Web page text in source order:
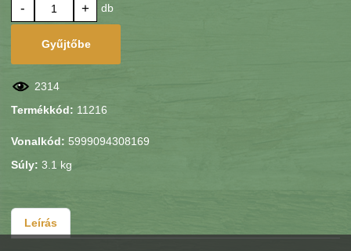
- + db
Gyűjtőbe
2314
Termékkód: 11216
Vonalkód: 5999094308169
Súly: 3.1 kg
Leírás